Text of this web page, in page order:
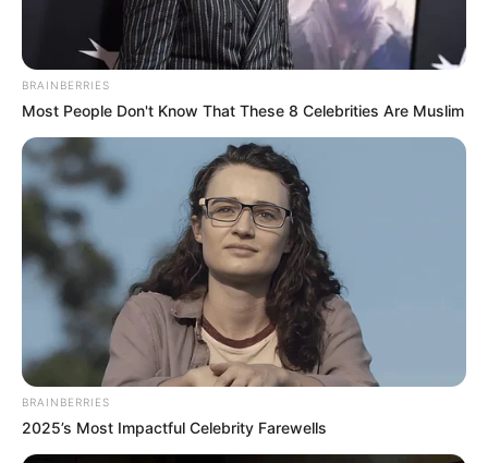
ührungen buchbar.
Die schönsten Schlösser und Burgen in
Deutschland:
BRAINBERRIES
Most People Don't Know That These 8 Celebrities Are Muslim
BRAINBERRIES
2025’s Most Impactful Celebrity Farewells